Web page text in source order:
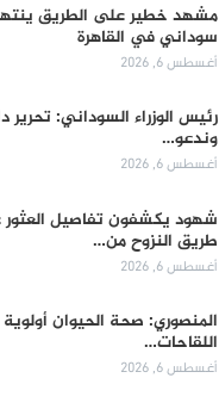
مشهد خطير على الطريق
سوداني في القاهرة
أغسطس 6, 2026
رئيس الوزراء السوداني: تحرير
وندعو…
أغسطس 6, 2026
طريق النزوح من…
أغسطس 6, 2026
المنصوري: صحة الحيوان
اللقاحات…
أغسطس 6, 2026